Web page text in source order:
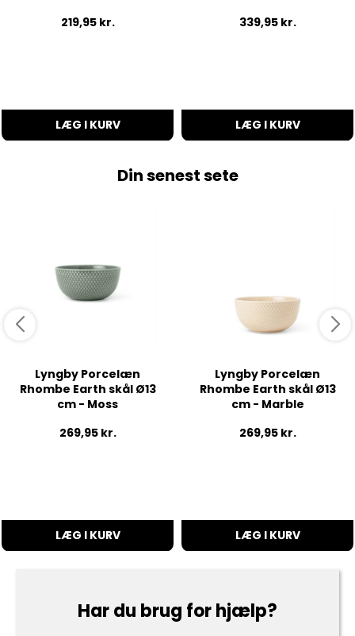
219,95 kr.
LÆG I KURV
339,95 kr.
LÆG I KURV
Din senest sete
Lyngby Porcelæn
Rhombe Earth skål Ø13
cm - Moss
269,95 kr.
LÆG I KURV
Lyngby Porcelæn
Rhombe Earth skål Ø13
cm - Marble
269,95 kr.
LÆG I KURV
Har du brug for hjælp?